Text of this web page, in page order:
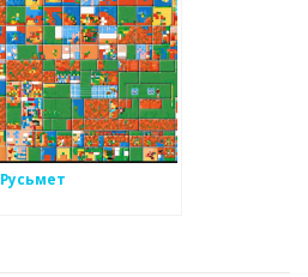
Русьмет